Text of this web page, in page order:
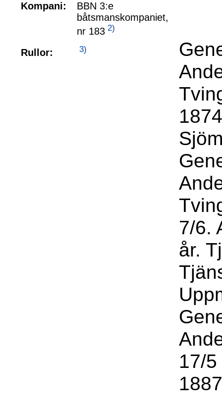
Kompani:
BBN 3:e
båtsmanskompaniet,
nr 183 2)
Rullor: 3)
7/6.
år.
17/